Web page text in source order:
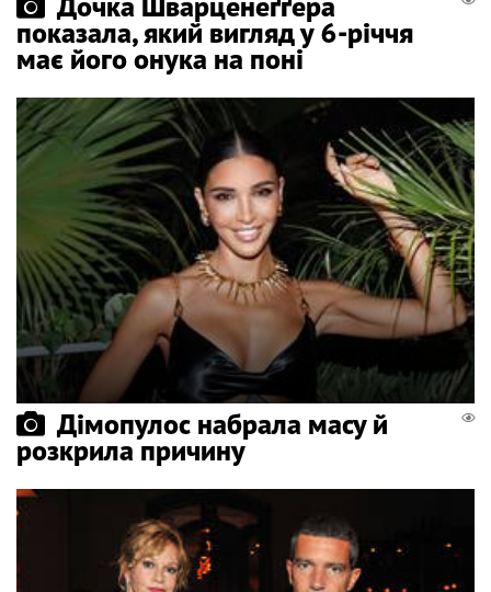
показала, який вигляд у 6-річчя
має його онука на поні
Дімопулос набрала масу й
розкрила причину